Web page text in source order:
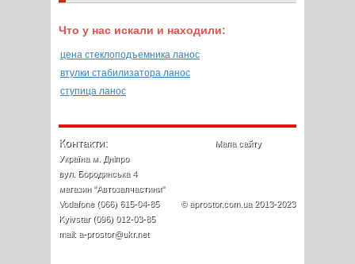
Что у нас искали и находили:
цена стеклоподъемника ланос
втулки стабилизатора ланос
ступица ланос
Контакти:
Україна м. Дніпро
вул. Бородинська 4
магазин "Автозапчастини"
Vodafone (066) 615-04-85
Kyivstar (096) 012-03-85
mail: a-prostor@ukr.net
Мапа сайту
© aprostor.com.ua 2013-2023